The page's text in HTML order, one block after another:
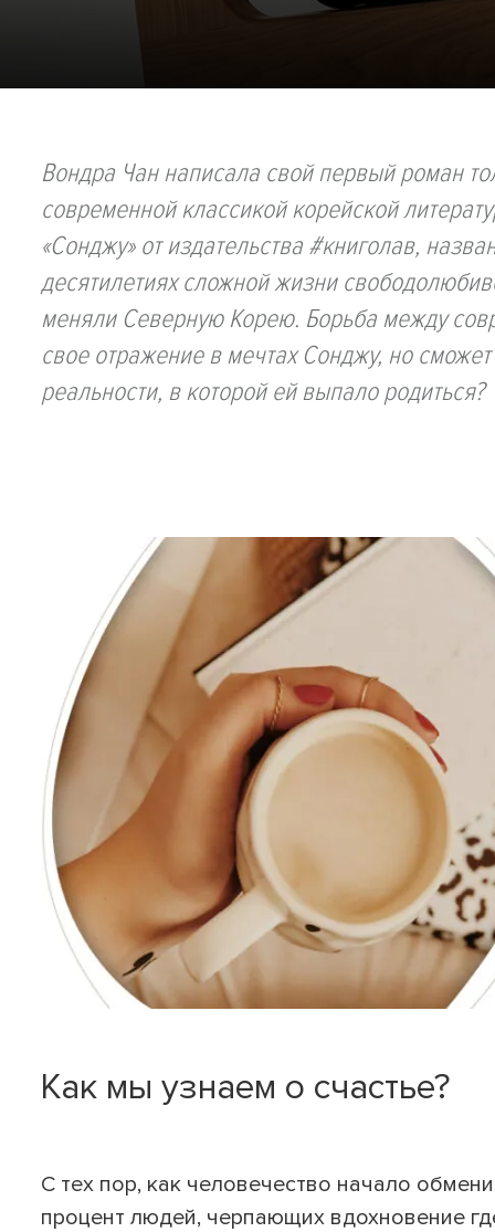
Вондра Чан написала свой первый роман
современной классикой корейской
«Сонджу» от издательства #книголав,
десятилетиях сложной жизни
меняли Северную Корею. Борьба между
свое отражение в мечтах Сонджу, но
реальности, в которой ей выпало родиться?
Как мы узнаем о счастье?
С тех пор, как человечество начало
процент людей, черпающих вдохновение